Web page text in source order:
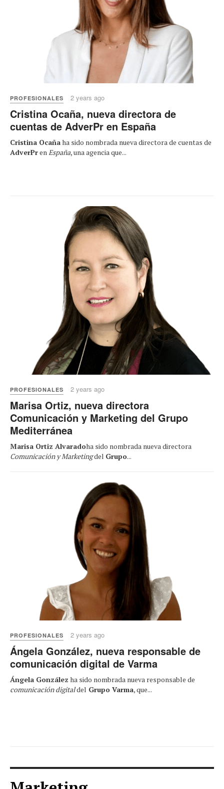
PROFESIONALES 2 years ago
Cristina Ocaña, nueva directora de
cuentas de AdverPr en España
Cristina Ocañaha sido nombrada nueva directora de cuentas de
AdverPrenEspaña, una agencia que...
PROFESIONALES 2 years ago
Marisa Ortiz, nueva directora
Comunicación y Marketing del Grupo
Mediterránea
Marisa Ortiz Alvaradoha sido nombrada nueva directora
Comunicación y Marketingdel Grupo...
PROFESIONALES 2 years ago
Ángela González, nueva responsable de
comunicación digital de Varma
Ángela González ha sido nombrada nueva responsable de
comunicación digitaldel Grupo Varma, que...